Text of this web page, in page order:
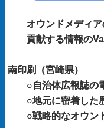
オウンドメディア
貢献する情報の
株式
南印刷
（宮崎県）
○自治体広報誌の
○地元に密着した
○戦略的なオウン